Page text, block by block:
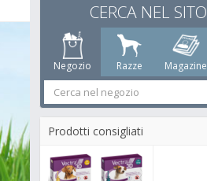
CERCA NEL SITO
Negozio Razze Magazine
Prodotti consigliati